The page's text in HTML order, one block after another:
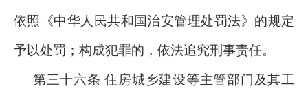
依照《中华人民共和国治安管理处罚法》的规定
予以处罚；构成犯罪的，依法追究刑事责任。
第三十六条 住房城乡建设等主管部门及其工